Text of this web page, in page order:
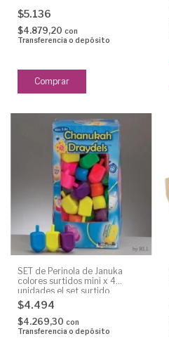
$5.136
$4.879,20 con
Transferencia o depósito
SET de Perinola de Januka
colores surtidos mini x 4
unidades el set surtido
$4.494
$4.269,30 con
Transferencia o depósito